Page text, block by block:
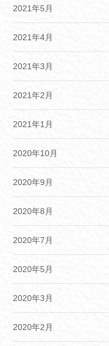
2021年5月
2021年4月
2021年3月
2021年2月
2021年1月
2020年10月
2020年9月
2020年8月
2020年7月
2020年5月
2020年3月
2020年2月